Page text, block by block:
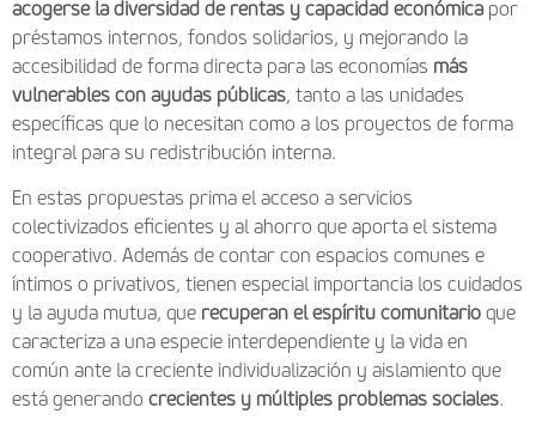
acogerse la diversidad de rentas y capacidad económicapor
préstamos internos, fondos solidarios, y mejorando la
accesibilidad de forma directa para las economías más
vulnerables con ayudas públicas, tanto a las unidades
específicas que lo necesitan como a los proyectos de forma
integral para su redistribución interna.
En estas propuestas prima el acceso a servicios
colectivizados eficientes y al ahorro que aporta el sistema
cooperativo. Además de contar con espacios comunes e
íntimos o privativos, tienen especial importancia los cuidados
y la ayuda mutua, que recuperan el espíritu comunitario que
caracteriza a una especie interdependiente y la vida en
común ante la creciente individualización y aislamiento que
está generando crecientes y múltiples problemas sociales.